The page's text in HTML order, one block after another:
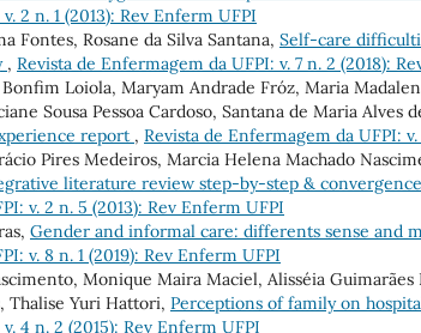
2 n. 1 (2013): Rev Enferm UFPI
Fontes, Rosane da Silva Santana, Self-care
, Revista de Enfermagem da UFPI: v. 7 n. 2 (2018):
Loiola, Maryam Andrade Fróz, Maria
Sousa Pessoa Cardoso, Santana de Maria Alves
report , Revista de Enfermagem da UFPI:
Pires Medeiros, Marcia Helena Machado
literature review step-by-step &
v. 2 n. 5 (2013): Rev Enferm UFPI
Gender and informal care: differents sense and
v. 8 n. 1 (2019): Rev Enferm UFPI
Monique Maira Maciel, Alisséia Guimarães
Thalise Yuri Hattori, Perceptions of family on
4 n. 2 (2015): Rev Enferm UFPI